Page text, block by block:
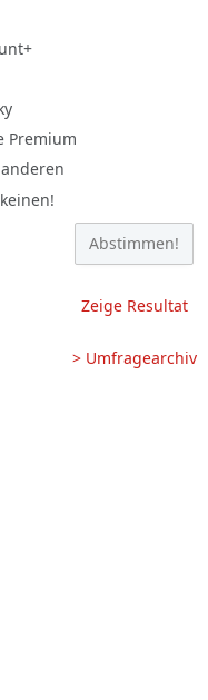
Premium
Zeige Resultat
> Umfragearchiv